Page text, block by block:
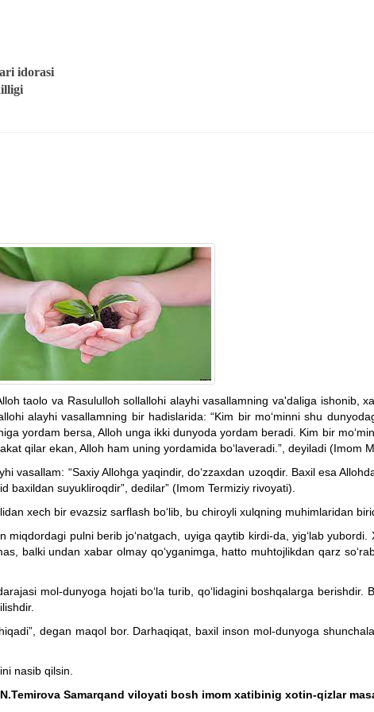
idorasi
taolo va Rasululloh sollallohi alayhi vasallamning va'daliga ishonib,
alayhi vasallamning bir hadislarida: “Kim bir mo‘minni shu
yordam bersa, Alloh unga ikki dunyoda yordam beradi. Kim bir
qilar ekan, Alloh ham uning yordamida bo‘laveradi.”, deyiladi (Imom
vasallam: “Saxiy Allohga yaqindir, do‘zzaxdan uzoqdir. Baxil esa
baxildan suyukliroqdir”, dedilar” (Imom Termiziy rivoyati).
xech bir evazsiz sarflash bo‘lib, bu chiroyli xulqning muhimlaridan
miqdordagi pulni berib jo‘natgach, uyiga qaytib kirdi-da, yig‘lab
balki undan xabar olmay qo‘yganimga, hatto muhtojlikdan qarz
mol-dunyoga hojati bo‘la turib, qo‘lidagini boshqalarga berishdir.
degan maqol bor. Darhaqiqat, baxil inson mol-dunyoga
nasib qilsin.
N.Temirova Samarqand viloyati bosh imom xatibinig xotin-qizlar